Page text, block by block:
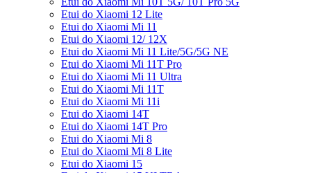
Etui do Xiaomi 12 Lite
Etui do Xiaomi Mi 11
Etui do Xiaomi 12/ 12X
Etui do Xiaomi Mi 11 Lite/5G/5G NE
Etui do Xiaomi Mi 11T Pro
Etui do Xiaomi Mi 11 Ultra
Etui do Xiaomi Mi 11T
Etui do Xiaomi Mi 11i
Etui do Xiaomi 14T
Etui do Xiaomi 14T Pro
Etui do Xiaomi Mi 8
Etui do Xiaomi Mi 8 Lite
Etui do Xiaomi 15